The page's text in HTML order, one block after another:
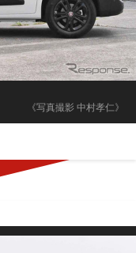
《写真撮影 中村孝仁》